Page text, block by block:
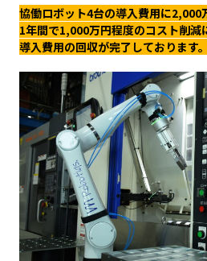
協働ロボット4台の導入費用に2,000
1年間で1,000万円程度のコスト削減
導入費用の回収が完了しております。